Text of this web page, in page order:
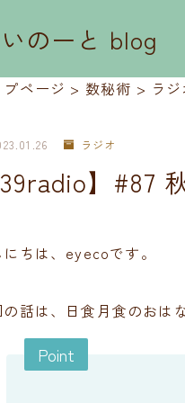
のーと blog
プページ > 数秘術 > ラジ
ラジオ
39radio】#87
にちは、eyecoです。
話は、日食月食のおは
Point